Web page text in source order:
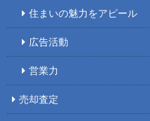
住まいの魅力をアピール
広告活動
営業力
売却査定